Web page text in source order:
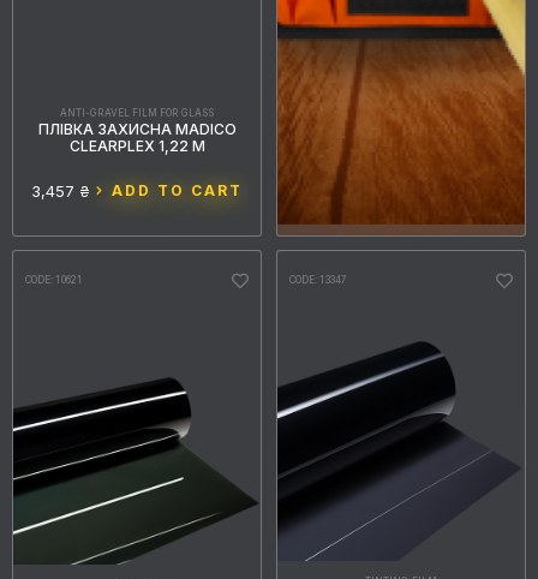
ANTI-GRAVEL FILM FOR GLASS
ПЛІВКА ЗАХИСНА MADICO
CLEARPLEX 1,22 М
3,457 ₴ ADD TO CART
CODE: 10621 CODE: 13347